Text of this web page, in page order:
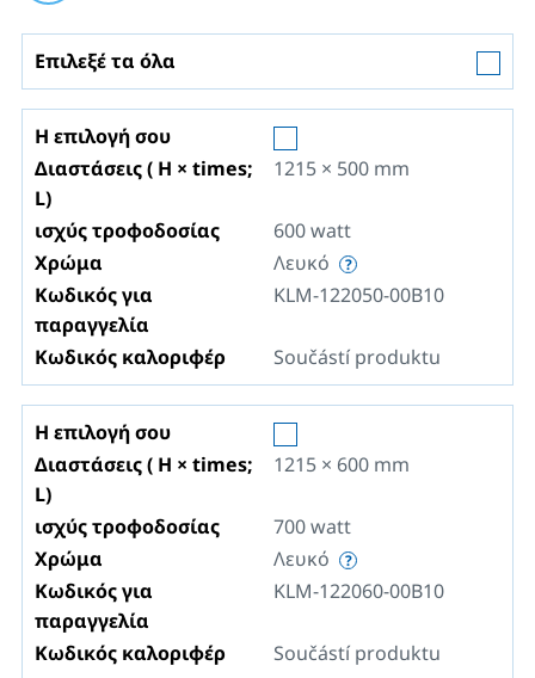
Επιλεξέ τα όλα
Η επιλογή σου
Διαστάσεις ( H × times;
L)
1215 × 500 mm
ισχύς τροφοδοσίας 600watt
Χρώμα
Λευκό
Κωδικός για
παραγγελία
KLM-122050-00B10
Κωδικός καλοριφέρ Součástí produktu
Η επιλογή σου
Διαστάσεις ( H × times;
L)
1215 × 600 mm
ισχύς τροφοδοσίας 700watt
Χρώμα
Λευκό
Κωδικός για
παραγγελία
KLM-122060-00B10
Κωδικός καλοριφέρ Součástí produktu